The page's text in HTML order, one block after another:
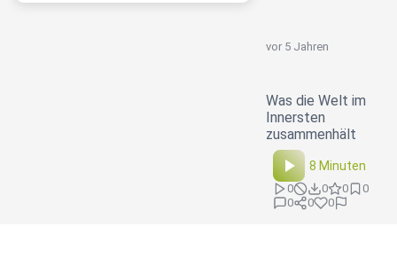
vor 5 Jahren
Was die Welt im
Innersten
zusammenhält
8 Minuten
0 0 0
0
0
0 0